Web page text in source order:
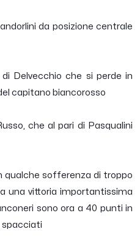
da posizione centrale
Delvecchio che si perde in
capitano biancorosso
che al pari di Pasqualini
qualche sofferenza di troppo
una vittoria importantissima
sono ora a 40 punti in
spacciati